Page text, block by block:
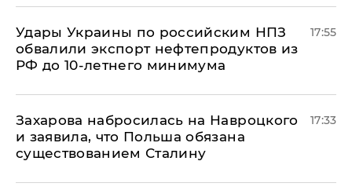
Удары Украины по российским НПЗ
обвалили экспорт нефтепродуктов из
РФ до 10-летнего минимума
17:55
​Захарова набросилась на Навроцкого
и заявила, что Польша обязана
существованием Сталину
17:33